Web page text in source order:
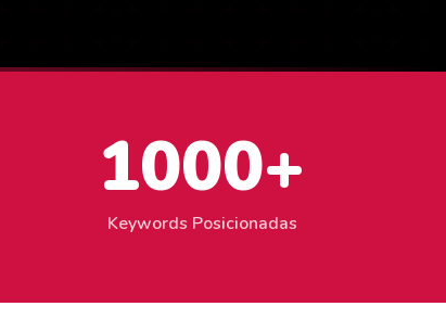
1000+
Keywords Posicionadas